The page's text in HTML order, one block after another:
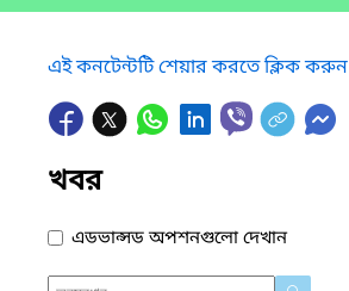
এই কনটেন্টটি শেয়ার করতে ক্লিক করুন
খবর
এডভান্সড অপশনগুলো দেখান